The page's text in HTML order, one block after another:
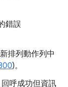
錯誤
新排列動作列中
)。
呼成功但資訊